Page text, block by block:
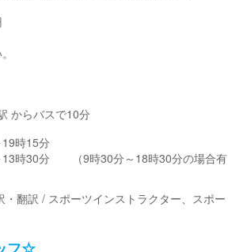
からバスで10分
時15分
分 （9時30分～18時30分の場合有
翻訳 / スポーツインストラクター、スポー